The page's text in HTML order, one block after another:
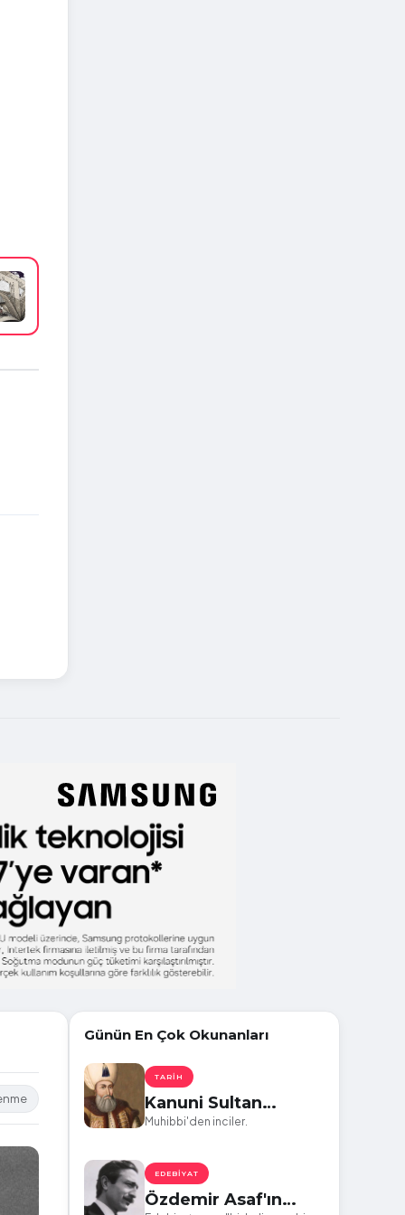
Günün En Çok Okunanları
TARIH
Kanuni Sultan
Süleyman'ın
10 Etkileyici Şiir
Muhibbi'den inciler.
EDEBIYAT
Özdemir Asaf'ın